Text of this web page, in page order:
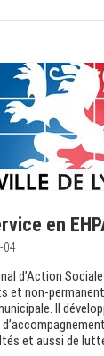
en
04
d’Action
et non-
Il
et aussi de